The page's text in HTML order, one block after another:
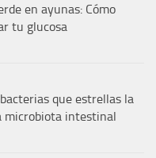
en ayunas: Cómo
tu glucosa
que estrellas la
microbiota intestinal